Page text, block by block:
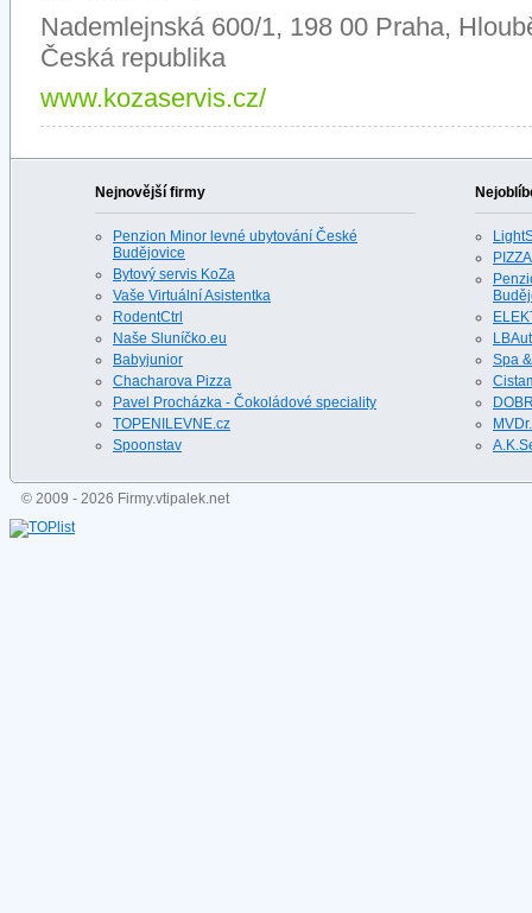
Nademlejnská 600/1, 198 00 Praha,
Česká republika
www.kozaservis.cz/
Nejnovější firmy
Penzion Minor levné ubytování České
Budějovice
Bytový servis KoZa
Vaše Virtuální Asistentka
RodentCtrl
Naše Sluníčko.eu
Babyjunior
Chacharova Pizza
Pavel Procházka - Čokoládové speciality
TOPENILEVNE.cz
Spoonstav
Spa
© 2009 - 2026 Firmy.vtipalek.net